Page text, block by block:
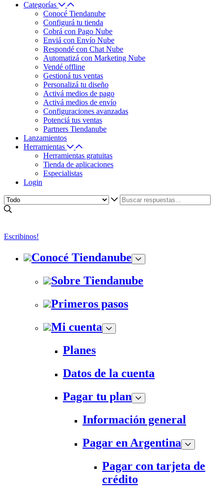
Categorías
Conocé Tiendanube
Configurá tu tienda
Cobrá con Pago Nube
Enviá con Envío Nube
Respondé con Chat Nube
Automatizá con Marketing Nube
Vendé offline
Gestioná tus ventas
Personalizá tu diseño
Activá medios de pago
Activá medios de envío
Configuraciones avanzadas
Potenciá tus ventas
Partners Tiendanube
Lanzamientos
Herramientas
Herramientas gratuitas
Tienda de aplicaciones
Especialistas
Login
Escribinos!
Conocé Tiendanube
Sobre Tiendanube
Primeros pasos
Mi cuenta
Planes
Datos de la cuenta
Pagar tu plan
Información general
Pagar en Argentina
Pagar con tarjeta de
crédito